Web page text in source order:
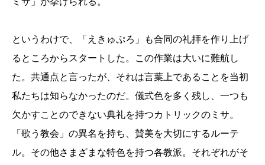
というわけで、「えきゅぷろ」も合同の礼拝を作り上げ
るところからスタートした。この作業は大いに難航し
た。共通点と言ったが、それは言葉上であることを当初
私たちは知らなかったのだ。儀式色を多く残し、一つも
欠かすことのできない典礼を持つカトリックのミサ。
「歌う教会」の異名を持ち、賛美を大切にするルーテ
ル。その他さまざまな特色を持つ各教派。それぞれがそ